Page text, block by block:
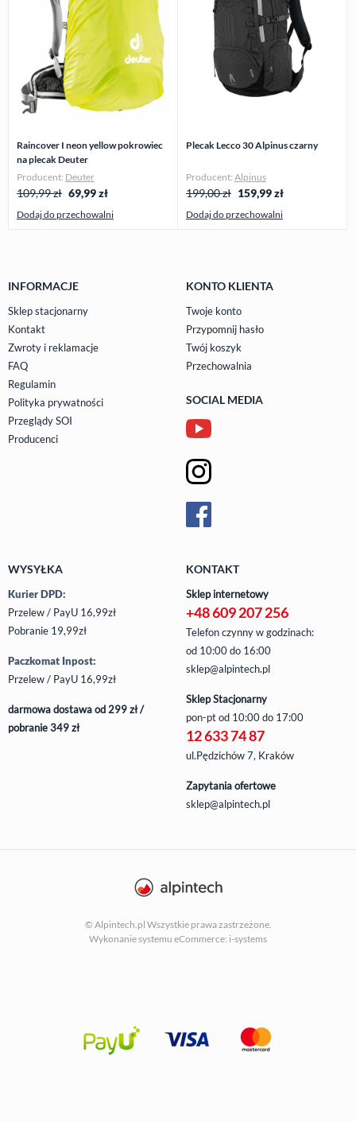
Raincover I neon yellow pokrowiec
na plecak Deuter
Producent: Deuter
109,99 zł 69,99zł
Dodaj do przechowalni
Plecak Lecco 30 Alpinus czarny
Producent: Alpinus
199,00 zł 159,99zł
Dodaj do przechowalni
INFORMACJE
Sklep stacjonarny
Kontakt
Zwroty i reklamacje
FAQ
Regulamin
Polityka prywatności
Przeglądy SOI
Producenci
KONTO KLIENTA
Twoje konto
Przypomnij hasło
Twój koszyk
Przechowalnia
SOCIAL MEDIA
WYSYŁKA
Kurier DPD:
Przelew / PayU 16,99zł
Pobranie 19,99zł
Paczkomat Inpost:
Przelew / PayU 16,99zł
darmowa dostawa od 299 zł /
pobranie 349 zł
KONTAKT
Sklep internetowy
+48 609 207 256
Telefon czynny w godzinach:
od 10:00 do 16:00
sklep@alpintech.pl
Sklep Stacjonarny
pon-ptod 10:00 do 17:00
12 633 74 87
ul.Pędzichów 7, Kraków
Zapytania ofertowe
sklep@alpintech.pl
© Alpintech.pl Wszystkie prawa zastrzeżone.
Wykonanie systemu eCommerce: i-systems